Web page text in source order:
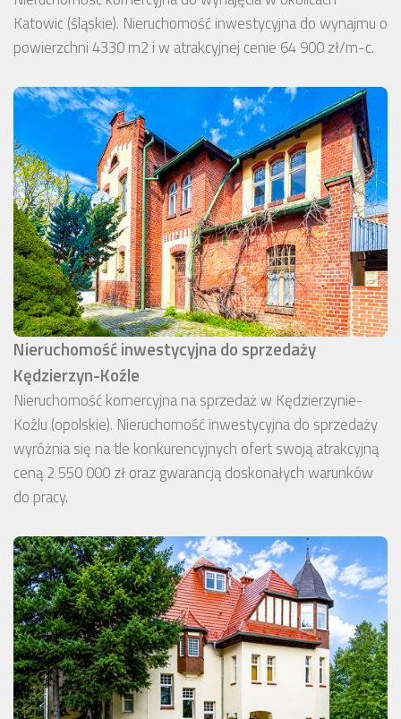
Katowic (śląskie). Nieruchomość inwestycyjna do wynajmu o
powierzchni 4330 m2 i w atrakcyjnej cenie 64 900 zł/m-c.
Nieruchomość inwestycyjna do sprzedaży
Kędzierzyn-Koźle
Nieruchomość komercyjna na sprzedaż w Kędzierzynie-
Koźlu (opolskie). Nieruchomość inwestycyjna do sprzedaży
wyróżnia się na tle konkurencyjnych ofert swoją atrakcyjną
ceną 2 550 000 zł oraz gwarancją doskonałych warunków
do pracy.